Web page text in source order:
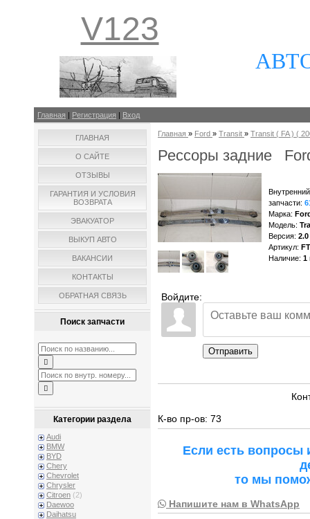
V123
Главная | Регистрация | Вход
ГЛАВНАЯ
О САЙТЕ
ОТЗЫВЫ
ГАРАНТИЯ И УСЛОВИЯ
ВОЗВРАТА
ЭВАКУАТОР
ВЫКУП АВТО
ВАКАНСИИ
КОНТАКТЫ
ОБРАТНАЯ СВЯЗЬ
Поиск запчасти
Категории раздела
Audi
BMW
BYD
Chery
Chevrolet
Chrysler
Citroen (2)
Daewoo
Daihatsu
Главная » Ford » Transit » Transit ( FA ) (
Рессоры задние
запчасти:
Марка:
Модель:
Версия:
Артикул:
Наличие: 1
Войдите:
Отправить
К-во пр-ов: 73
Если есть
то мы
Напишите нам в WhatsApp